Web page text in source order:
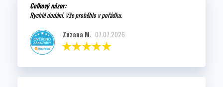
Celkový názor:
Rychlé dodání. Vše proběhlo v pořádku.
Zuzana M. 07.07.2026